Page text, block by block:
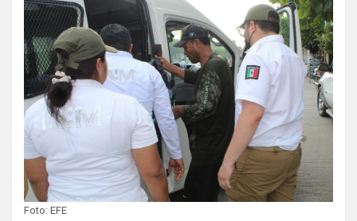
Foto: EFE